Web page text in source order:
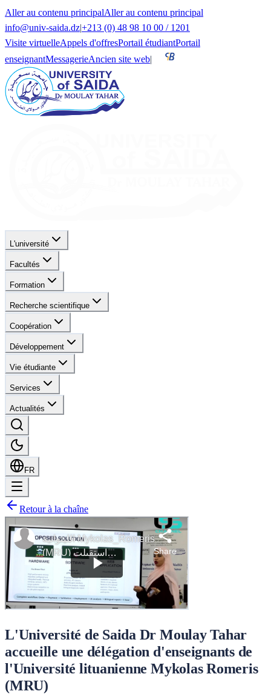
Aller au contenu principalAller au contenu principal
info@univ-saida.dz|+213 (0) 48 98 10 00 / 1201
Visite virtuelleAppels d'offresPortail étudiantPortail
enseignantMessagerieAncien site web|
L'université
Facultés
Formation
Recherche scientifique
Coopération
Développement
Vie étudiante
Services
Actualités
FR
Retour à la chaîne
L'Université de Saida Dr Moulay Tahar
accueille une délégation d'enseignants de
l'Université lituanienne Mykolas Romeris
(MRU)